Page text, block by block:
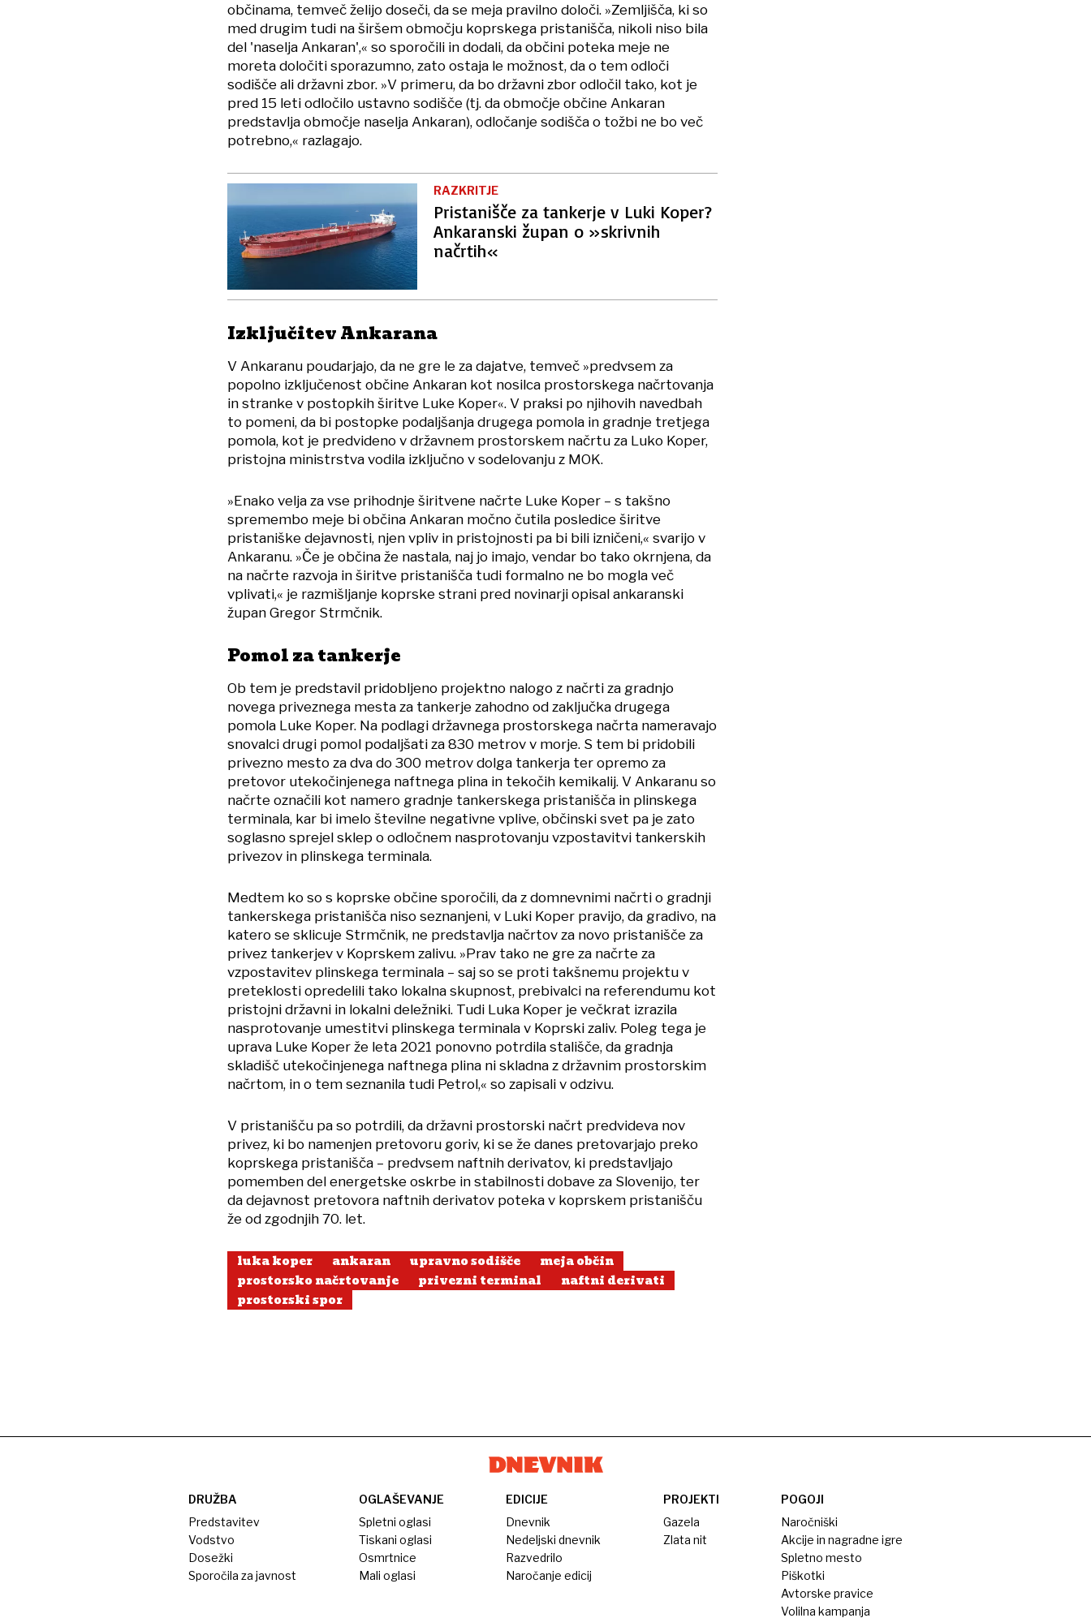
občinama, temveč želijo doseči, da se meja pravilno določi. »Zemljišča, ki so
med drugim tudi na širšem območju koprskega pristanišča, nikoli niso bila
del 'naselja Ankaran',« so sporočili in dodali, da občini poteka meje ne
moreta določiti sporazumno, zato ostaja le možnost, da o tem odloči
sodišče ali državni zbor. »V primeru, da bo državni zbor odločil tako, kot je
pred 15 leti odločilo ustavno sodišče (tj. da območje občine Ankaran
predstavlja območje naselja Ankaran), odločanje sodišča o tožbi ne bo več
potrebno,« razlagajo.
RAZKRITJE
Pristanišče za tankerje v Luki Koper?
Ankaranski župan o »skrivnih
načrtih«
Izključitev Ankarana
V Ankaranu poudarjajo, da ne gre le za dajatve, temveč »predvsem za
popolno izključenost občine Ankaran kot nosilca prostorskega načrtovanja
in stranke v postopkih širitve Luke Koper«. V praksi po njihovih navedbah
to pomeni, da bi postopke podaljšanja drugega pomola in gradnje tretjega
pomola, kot je predvideno v državnem prostorskem načrtu za Luko Koper,
pristojna ministrstva vodila izključno v sodelovanju z MOK.
»Enako velja za vse prihodnje širitvene načrte Luke Koper – s takšno
spremembo meje bi občina Ankaran močno čutila posledice širitve
pristaniške dejavnosti, njen vpliv in pristojnosti pa bi bili izničeni,« svarijo v
Ankaranu. »Če je občina že nastala, naj jo imajo, vendar bo tako okrnjena, da
na načrte razvoja in širitve pristanišča tudi formalno ne bo mogla več
vplivati,« je razmišljanje koprske strani pred novinarji opisal ankaranski
župan Gregor Strmčnik.
Pomol za tankerje
Ob tem je predstavil pridobljeno projektno nalogo z načrti za gradnjo
novega priveznega mesta za tankerje zahodno od zaključka drugega
pomola Luke Koper. Na podlagi državnega prostorskega načrta nameravajo
snovalci drugi pomol podaljšati za 830 metrov v morje. S tem bi pridobili
privezno mesto za dva do 300 metrov dolga tankerja ter opremo za
pretovor utekočinjenega naftnega plina in tekočih kemikalij. V Ankaranu so
načrte označili kot namero gradnje tankerskega pristanišča in plinskega
terminala, kar bi imelo številne negativne vplive, občinski svet pa je zato
soglasno sprejel sklep o odločnem nasprotovanju vzpostavitvi tankerskih
privezov in plinskega terminala.
Medtem ko so s koprske občine sporočili, da z domnevnimi načrti o gradnji
tankerskega pristanišča niso seznanjeni, v Luki Koper pravijo, da gradivo, na
katero se sklicuje Strmčnik, ne predstavlja načrtov za novo pristanišče za
privez tankerjev v Koprskem zalivu. »Prav tako ne gre za načrte za
vzpostavitev plinskega terminala – saj so se proti takšnemu projektu v
preteklosti opredelili tako lokalna skupnost, prebivalci na referendumu kot
pristojni državni in lokalni deležniki. Tudi Luka Koper je večkrat izrazila
nasprotovanje umestitvi plinskega terminala v Koprski zaliv. Poleg tega je
uprava Luke Koper že leta 2021 ponovno potrdila stališče, da gradnja
skladišč utekočinjenega naftnega plina ni skladna z državnim prostorskim
načrtom, in o tem seznanila tudi Petrol,« so zapisali v odzivu.
V pristanišču pa so potrdili, da državni prostorski načrt predvideva nov
privez, ki bo namenjen pretovoru goriv, ki se že danes pretovarjajo preko
koprskega pristanišča – predvsem naftnih derivatov, ki predstavljajo
pomemben del energetske oskrbe in stabilnosti dobave za Slovenijo, ter
da dejavnost pretovora naftnih derivatov poteka v koprskem pristanišču
že od zgodnjih 70. let.
luka koper ankaran upravno sodišče
meja občin
prostorsko načrtovanje
privezni terminal
naftni derivati
prostorski spor
DRUŽBA
Predstavitev
Vodstvo
Dosežki
Sporočila za javnost
OGLAŠEVANJE
Spletni oglasi
Tiskani oglasi
Osmrtnice
Mali oglasi
EDICIJE
Dnevnik
Nedeljski dnevnik
Razvedrilo
Naročanje edicij
PROJEKTI
Gazela
Zlata nit
POGOJI
Naročniški
Akcije in nagradne igre
Spletno mesto
Piškotki
Avtorske pravice
Volilna kampanja